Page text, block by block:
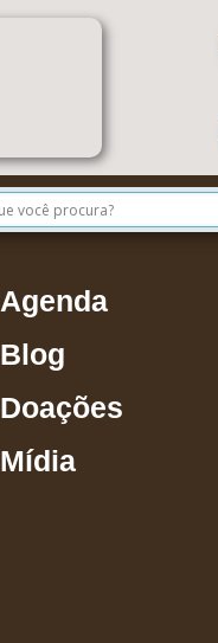
Agenda
Blog
Doações
Mídia